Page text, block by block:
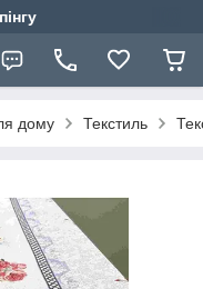
дому Текстиль